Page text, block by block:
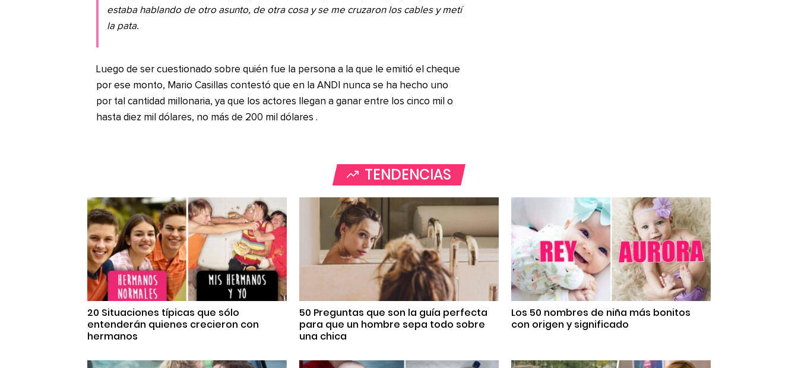
estaba hablando de otro asunto, de otra cosa y se me cruzaron los cables y metí
la pata.
Luego de ser cuestionado sobre quién fue la persona a la que le emitió el cheque
por ese monto, Mario Casillas contestó que en la ANDI nunca se ha hecho uno
por tal cantidad millonaria, ya que los actores llegan a ganar entre los cinco mil o
hasta diez mil dólares, no más de 200 mil dólares .
TENDENCIAS
20 Situaciones típicas que sólo
entenderán quienes crecieron con
hermanos
50 Preguntas que son la guía perfecta
para que un hombre sepa todo sobre
una chica
Los 50 nombres de niña más bonitos
con origen y significado